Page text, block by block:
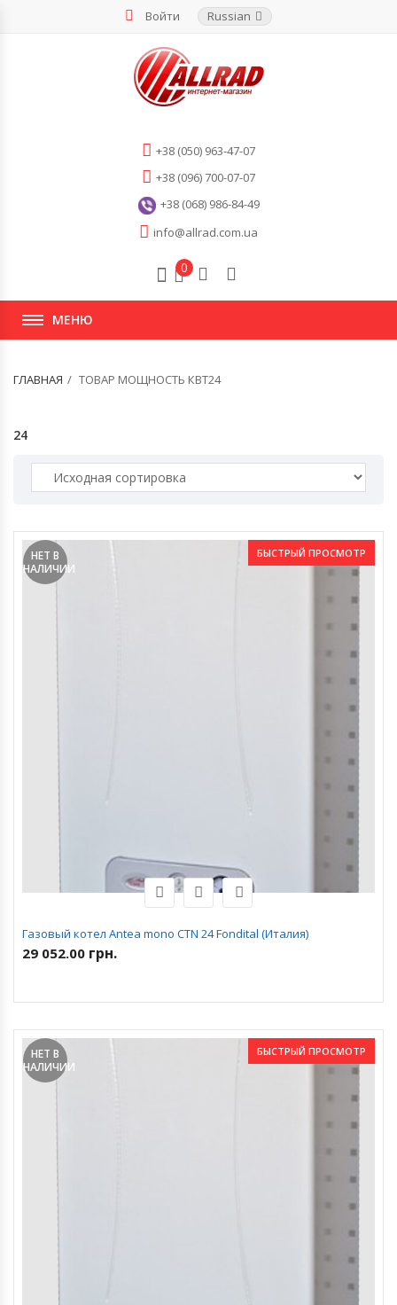
Войти Russian
+38 (050) 963-47-07
+38 (096) 700-07-07
+38 (068) 986-84-49
info@allrad.com.ua
0
МЕНЮ
ГЛАВНАЯ ТОВАР МОЩНОСТЬ КВТ24
24
НЕТ В
НАЛИЧИИ
БЫСТРЫЙ ПРОСМОТР
Газовый котел Antea mono CTN 24 Fondital (Италия)
29 052.00 грн.
НЕТ В
НАЛИЧИИ
БЫСТРЫЙ ПРОСМОТР